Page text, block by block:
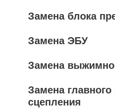
Замена блока
Замена ЭБУ
Замена
Замена
сцепления